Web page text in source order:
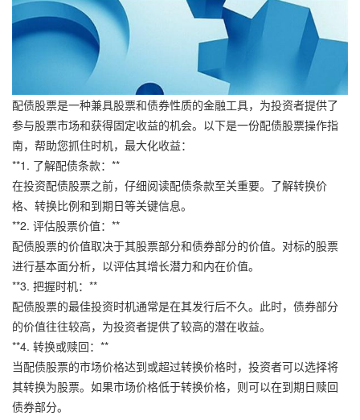
配债股票是一种兼具股票和债券性质的金融工具，为投资者提供了
参与股票市场和获得固定收益的机会。以下是一份配债股票操作指
南，帮助您抓住时机，最大化收益：
**1. 了解配债条款：**
在投资配债股票之前，仔细阅读配债条款至关重要。了解转换价
格、转换比例和到期日等关键信息。
**2. 评估股票价值：**
配债股票的价值取决于其股票部分和债券部分的价值。对标的股票
进行基本面分析，以评估其增长潜力和内在价值。
**3. 把握时机：**
配债股票的最佳投资时机通常是在其发行后不久。此时，债券部分
的价值往往较高，为投资者提供了较高的潜在收益。
**4. 转换或赎回：**
当配债股票的市场价格达到或超过转换价格时，投资者可以选择将
其转换为股票。如果市场价格低于转换价格，则可以在到期日赎回
债券部分。